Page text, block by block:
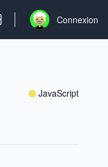
Open user menu
Connexion
JavaScript